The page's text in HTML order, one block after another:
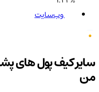
وب‌سایت
سایر کیف پول های
من